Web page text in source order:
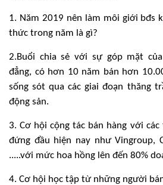
1. Năm 2019 nên làm môi giới bđs
thức trong năm là gì?
2.Buổi chia sẻ với sự góp mặt
đẳng, có hơn 10 năm bán hơn
sống sót qua các giai đoạn thăng
động sản.
3. Cơ hội cộng tác bán hàng với
đứng đầu hiện nay như Vingroup,
.....với mức hoa hồng lên đến 80%
4. Cơ hội học tập từ những người